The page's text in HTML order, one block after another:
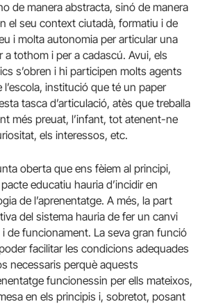
de manera abstracta, sinó de manera
el seu context ciutadà, formatiu i de
i molta autonomia per articular una
a tothom i per a cadascú. Avui, els
s’obren i hi participen molts agents
institució que té un paper
tasca d’articulació, atès que treballa
més preuat, l’infant, tot atenent-ne
els interessos, etc.
oberta que ens fèiem al principi,
educatiu hauria d’incidir en
de l’aprenentatge. A més, la part
del sistema hauria de fer un canvi
de funcionament. La seva gran funció
facilitar les condicions adequades
necessaris perquè aquests
funcionessin per ells mateixos,
en els principis i, sobretot, posant